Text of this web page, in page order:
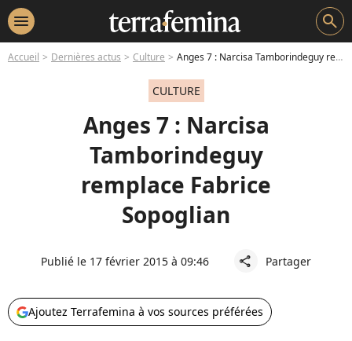
menu search
Accueil Dernières actus Culture Anges 7 : Narcisa Tamborindeguy remplace Fabrice Sopoglian
CULTURE
Anges 7 : Narcisa
Tamborindeguy
remplace Fabrice
Sopoglian
Publié le 17 février 2015 à 09:46 share Partager
Ajoutez Terrafemina à vos sources préférées